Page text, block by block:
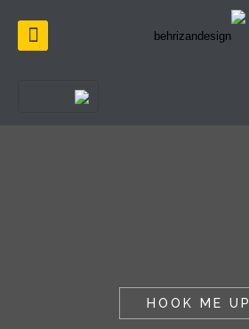
HOOK ME UP